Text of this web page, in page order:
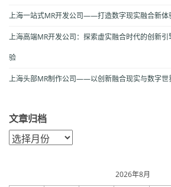
上海一站式MR开发公司——打造数字现实融合新体
上海高端MR开发公司：探索虚实融合时代的创新
验
上海头部MR制作公司——以创新融合现实与数字世
文章归档
文
章
2026年8月